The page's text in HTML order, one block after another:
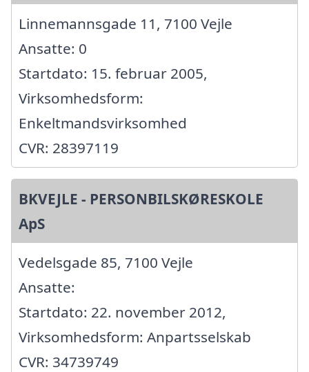
Linnemannsgade 11, 7100 Vejle
Ansatte: 0
Startdato: 15. februar 2005,
Virksomhedsform:
Enkeltmandsvirksomhed
CVR: 28397119
BKVEJLE - PERSONBILSKØRESKOLE
ApS
Vedelsgade 85, 7100 Vejle
Ansatte:
Startdato: 22. november 2012,
Virksomhedsform: Anpartsselskab
CVR: 34739749